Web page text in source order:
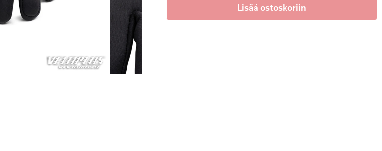
Lisää ostoskoriin